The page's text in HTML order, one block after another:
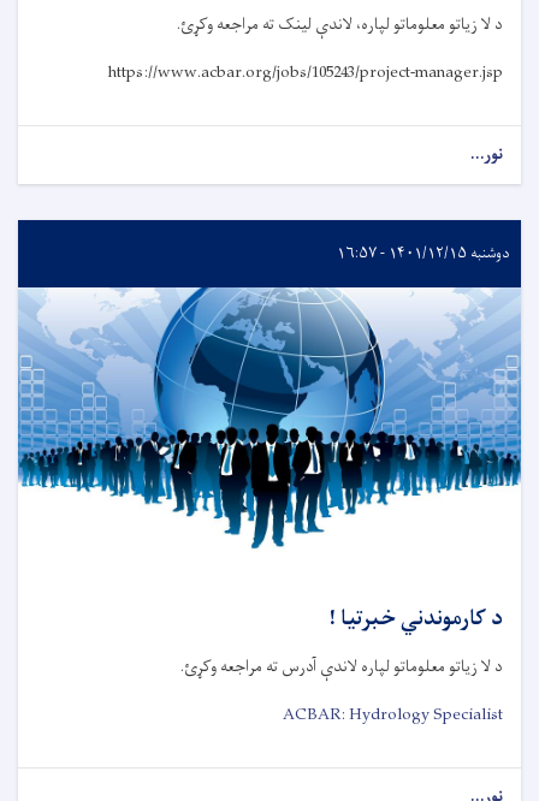
د لا زیاتو معلوماتو لپاره، لاندې لینک ته مراجعه وکړئ.
https://www.acbar.org/jobs/105243/project-manager.jsp
نور...
دوشنبه ۱۴۰۱/۱۲/۱۵ - ۱۶:۵۷
د کارموندني خبرتیا !
د لا زیاتو معلوماتو لپاره لاندې آدرس ته مراجعه وکړئ.
ACBAR: Hydrology Specialist